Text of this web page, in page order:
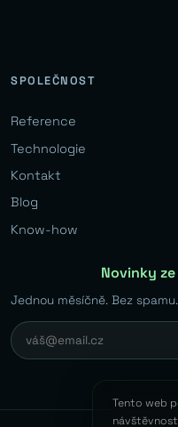
SPOLEČNOST
Reference
Technologie
Kontakt
Blog
Know-how
Novinky
Jednou měsíčně. Bez
Tento web